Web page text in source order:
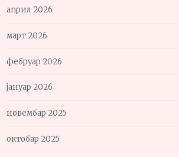
април 2026
март 2026
фебруар 2026
јануар 2026
новембар 2025
октобар 2025